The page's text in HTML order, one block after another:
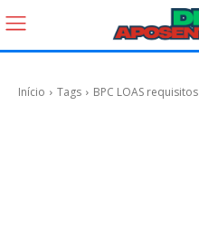
Início Tags BPC LOAS requisitos